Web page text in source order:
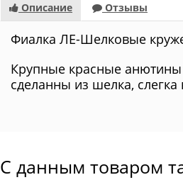
Описание Отзывы
Фиалка ЛЕ-Шелковые
Крупные красные анютины
сделанны из шелка,
С данным товаром